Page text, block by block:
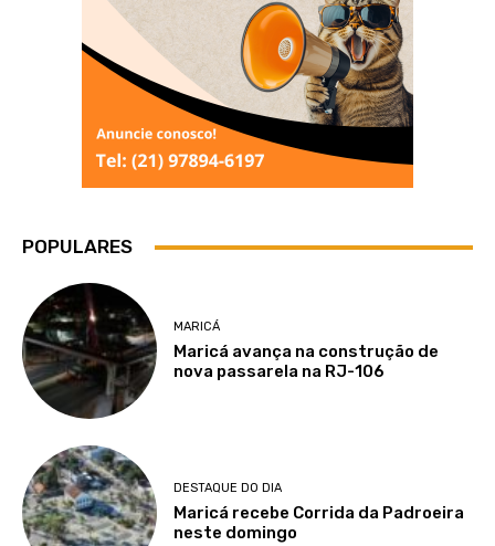
POPULARES
MARICÁ
Maricá avança na construção de
nova passarela na RJ-106
DESTAQUE DO DIA
Maricá recebe Corrida da Padroeira
neste domingo